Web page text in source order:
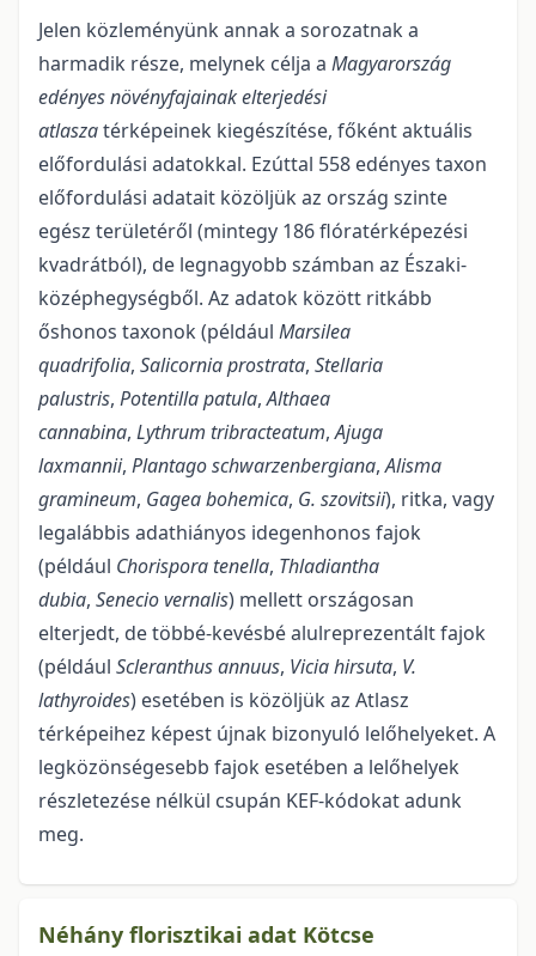
Jelen közleményünk annak a sorozatnak a
harmadik része, melynek célja a Magyarország
edényes növényfajainak elterjedési
atlaszatérképeinek kiegészítése, főként aktuális
előfordulási adatokkal. Ezúttal 558 edényes taxon
előfordulási adatait közöljük az ország szinte
egész területéről (mintegy 186 flóratérképezési
kvadrátból), de legnagyobb számban az Északi-
középhegységből. Az adatok között ritkább
őshonos taxonok (például Marsilea
quadrifolia, Salicornia prostrata, Stellaria
palustris, Potentilla patula,Althaea
cannabina, Lythrum tribracteatum,Ajuga
laxmannii, Plantago schwarzenbergiana,Alisma
gramineum, Gagea bohemica, G. szovitsii), ritka, vagy
legalábbis adathiányos idegenhonos fajok
(például Chorispora tenella, Thladiantha
dubia, Senecio vernalis) mellett országosan
elterjedt, de többé-kevésbé alulreprezentált fajok
(például Scleranthus annuus, Vicia hirsuta, V.
lathyroides) esetében is közöljük az Atlasz
térképeihez képest újnak bizonyuló lelőhelyeket. A
legközönségesebb fajok esetében a lelőhelyek
részletezése nélkül csupán KEF-kódokat adunk
meg.
Néhány florisztikai adat Kötcse